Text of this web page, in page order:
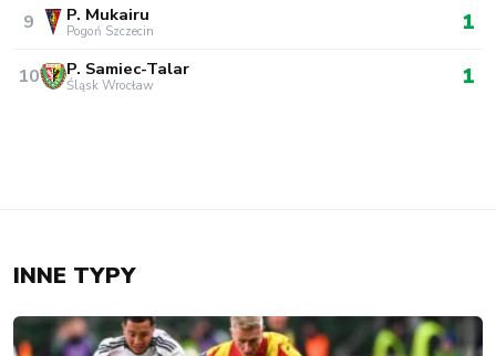
9 P. Mukairu
Pogoń Szczecin 1
10 P. Samiec-Talar
Śląsk Wrocław 1
INNE TYPY